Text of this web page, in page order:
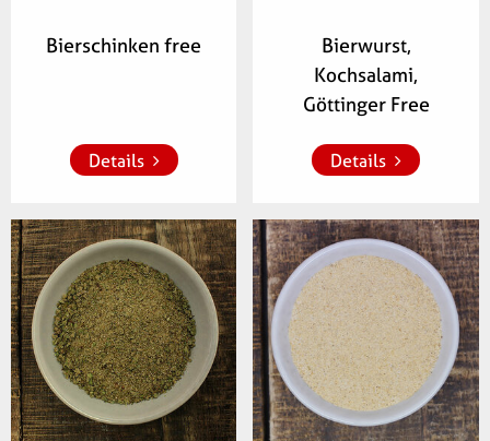
Bierschinken free
Details
Bierwurst,
Kochsalami,
Göttinger Free
Zur Merkliste
hinzufügen
Details
Artikelnummer:
413600
Artikelnummer:
345900